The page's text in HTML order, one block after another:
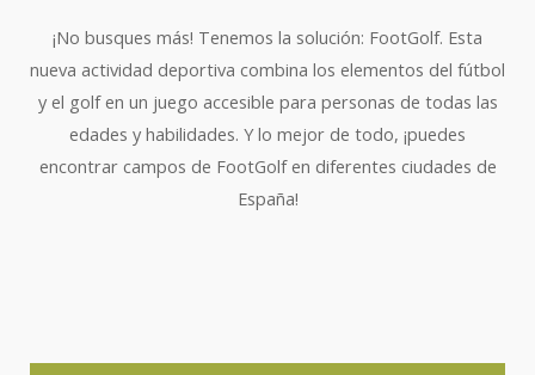
¡No busques más! Tenemos la solución: FootGolf. Esta
nueva actividad deportiva combina los elementos del fútbol
y el golf en un juego accesible para personas de todas las
edades y habilidades. Y lo mejor de todo, ¡puedes
encontrar campos de FootGolf en diferentes ciudades de
España!